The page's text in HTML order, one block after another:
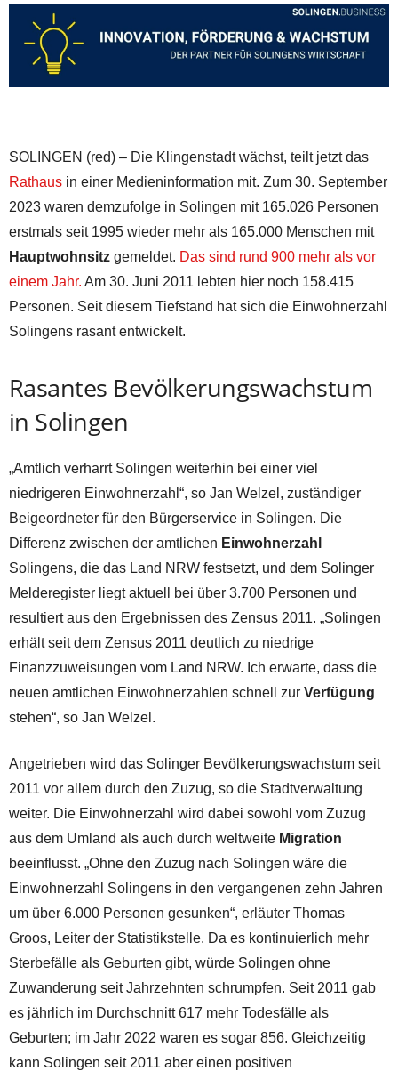
SOLINGEN (red) – Die Klingenstadt wächst, teilt jetzt das
Rathaus in einer Medieninformation mit. Zum 30. September
2023 waren demzufolge in Solingen mit 165.026 Personen
erstmals seit 1995 wieder mehr als 165.000 Menschen mit
Hauptwohnsitz gemeldet. Das sind rund 900 mehr als vor
einem Jahr. Am 30. Juni 2011 lebten hier noch 158.415
Personen. Seit diesem Tiefstand hat sich die Einwohnerzahl
Solingens rasant entwickelt.
Rasantes Bevölkerungswachstum
in Solingen
„Amtlich verharrt Solingen weiterhin bei einer viel
niedrigeren Einwohnerzahl“, so Jan Welzel, zuständiger
Beigeordneter für den Bürgerservice in Solingen. Die
Differenz zwischen der amtlichen Einwohnerzahl
Solingens, die das Land NRW festsetzt, und dem Solinger
Melderegister liegt aktuell bei über 3.700 Personen und
resultiert aus den Ergebnissen des Zensus 2011. „Solingen
erhält seit dem Zensus 2011 deutlich zu niedrige
Finanzzuweisungen vom Land NRW. Ich erwarte, dass die
neuen amtlichen Einwohnerzahlen schnell zur Verfügung
stehen“, so Jan Welzel.
Angetrieben wird das Solinger Bevölkerungswachstum seit
2011 vor allem durch den Zuzug, so die Stadtverwaltung
weiter. Die Einwohnerzahl wird dabei sowohl vom Zuzug
aus dem Umland als auch durch weltweite Migration
beeinflusst. „Ohne den Zuzug nach Solingen wäre die
Einwohnerzahl Solingens in den vergangenen zehn Jahren
um über 6.000 Personen gesunken“, erläuter Thomas
Groos, Leiter der Statistikstelle. Da es kontinuierlich mehr
Sterbefälle als Geburten gibt, würde Solingen ohne
Zuwanderung seit Jahrzehnten schrumpfen. Seit 2011 gab
es jährlich im Durchschnitt 617 mehr Todesfälle als
Geburten; im Jahr 2022 waren es sogar 856. Gleichzeitig
kann Solingen seit 2011 aber einen positiven